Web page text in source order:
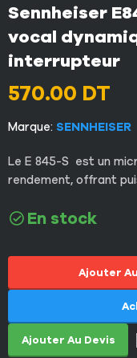
Sennheiser
vocal
interrupteur
570.00 DT
Marque: SENNHEISER
Le E 845-S est un
rendement, offrant
En stock
Ajouter
Ajouter Au Devis